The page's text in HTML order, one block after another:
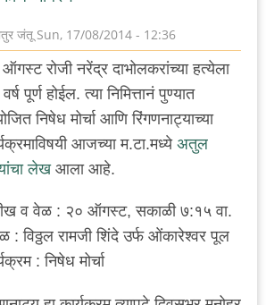
जंतूSun, 17/08/2014 - 12:36
रोजी नरेंद्र दाभोलकरांच्या हत्येला
पूर्ण होईल. त्या निमित्तानं पुण्यात
निषेध मोर्चा आणि रिंगणनाट्याच्या
आजच्या म.टा.मध्ये अतुल
लेखआला आहे.
व वेळ : २० ऑगस्ट, सकाळी ७:१५ वा.
: विठ्ठल रामजी शिंदे उर्फ ओंकारेश्वर पूल
: निषेध मोर्चा